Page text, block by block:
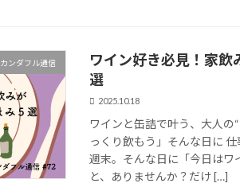
カンダフル通信
ワイン好き必見！家飲
選
2025.10.18
ワインと缶詰で叶う、大人の
っくり飲もう」そんな日に
週末。そんな日に「今日はワ
と、ありませんか？だけ […]